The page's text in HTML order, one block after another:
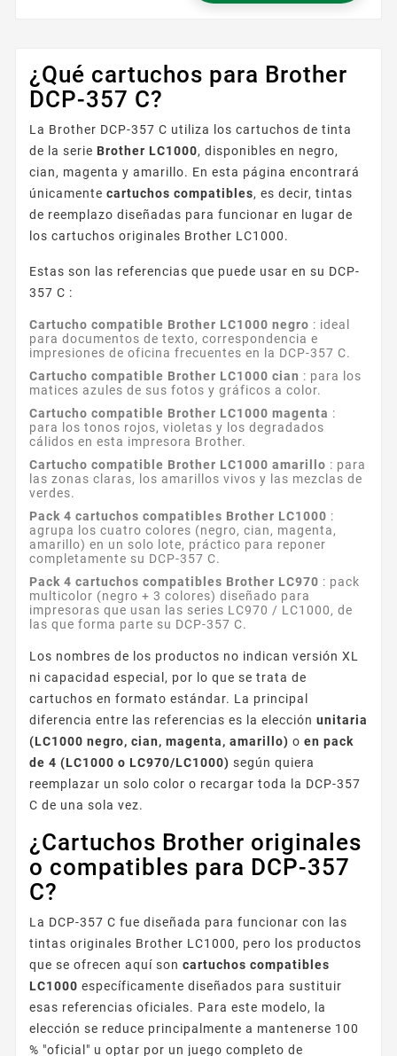
¿Qué cartuchos para Brother
DCP-357 C?
La Brother DCP-357 C utiliza los cartuchos de tinta
de la serie Brother LC1000, disponibles en negro,
cian, magenta y amarillo. En esta página encontrará
únicamente cartuchos compatibles, es decir, tintas
de reemplazo diseñadas para funcionar en lugar de
los cartuchos originales Brother LC1000.
Estas son las referencias que puede usar en su DCP-
357 C :
Cartucho compatible Brother LC1000 negro : ideal
para documentos de texto, correspondencia e
impresiones de oficina frecuentes en la DCP-357 C.
Cartucho compatible Brother LC1000 cian : para los
matices azules de sus fotos y gráficos a color.
Cartucho compatible Brother LC1000 magenta :
para los tonos rojos, violetas y los degradados
cálidos en esta impresora Brother.
Cartucho compatible Brother LC1000 amarillo : para
las zonas claras, los amarillos vivos y las mezclas de
verdes.
Pack 4 cartuchos compatibles Brother LC1000 :
agrupa los cuatro colores (negro, cian, magenta,
amarillo) en un solo lote, práctico para reponer
completamente su DCP-357 C.
Pack 4 cartuchos compatibles Brother LC970 : pack
multicolor (negro + 3 colores) diseñado para
impresoras que usan las series LC970 / LC1000, de
las que forma parte su DCP-357 C.
Los nombres de los productos no indican versión XL
ni capacidad especial, por lo que se trata de
cartuchos en formato estándar. La principal
diferencia entre las referencias es la elección unitaria
(LC1000 negro, cian, magenta, amarillo) o en pack
de 4 (LC1000 o LC970/LC1000) según quiera
reemplazar un solo color o recargar toda la DCP-357
C de una sola vez.
¿Cartuchos Brother originales
o compatibles para DCP-357
C?
La DCP-357 C fue diseñada para funcionar con las
tintas originales Brother LC1000, pero los productos
que se ofrecen aquí son cartuchos compatibles
LC1000 específicamente diseñados para sustituir
esas referencias oficiales. Para este modelo, la
elección se reduce principalmente a mantenerse 100
% "oficial" u optar por un juego completo de